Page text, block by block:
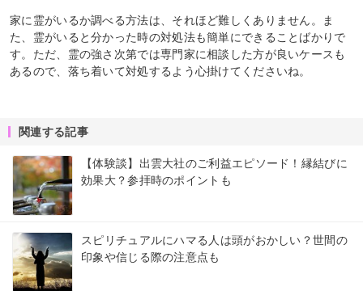
家に霊がいるか調べる方法は、それほど難しくありません。ま
た、霊がいると分かった時の対処法も簡単にできることばかりで
す。ただ、霊の強さ次第では専門家に相談した方が良いケースも
あるので、落ち着いて対処するよう心掛けてくださいね。
関連する記事
【体験談】出雲大社のご利益エピソード！縁結びに
効果大？参拝時のポイントも
スピリチュアルにハマる人は頭がおかしい？世間の
印象や信じる際の注意点も